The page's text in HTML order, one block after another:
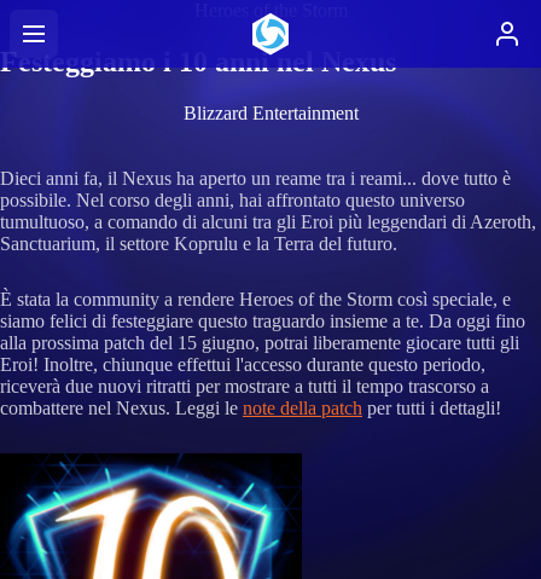
Heroes of the Storm
Festeggiamo i 10 anni nel Nexus
Blizzard Entertainment
Dieci anni fa, il Nexus ha aperto un reame tra i reami... dove tutto è
possibile. Nel corso degli anni, hai affrontato questo universo
tumultuoso, a comando di alcuni tra gli Eroi più leggendari di Azeroth,
Sanctuarium, il settore Koprulu e la Terra del futuro.
È stata la community a rendere Heroes of the Storm così speciale, e
siamo felici di festeggiare questo traguardo insieme a te. Da oggi fino
alla prossima patch del 15 giugno, potrai liberamente giocare tutti gli
Eroi! Inoltre, chiunque effettui l'accesso durante questo periodo,
riceverà due nuovi ritratti per mostrare a tutti il tempo trascorso a
combattere nel Nexus. Leggi le note della patch per tutti i dettagli!